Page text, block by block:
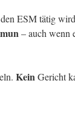
ESM tätig
– auch wenn
KeinGericht